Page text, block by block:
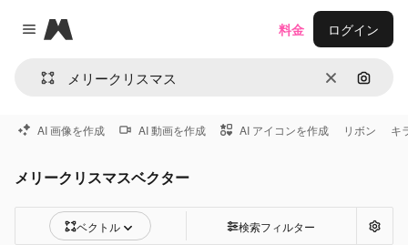
Close menu
Magnific
消去 画像で
料金 ログイン
AI 画像を作成 AI 動画を作成 AI アイコンを作成 リボン キ
メリークリスマスベクター
ベクトル 検索フィルター